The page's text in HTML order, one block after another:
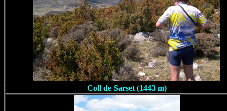
Coll de Sarset (1443 m)